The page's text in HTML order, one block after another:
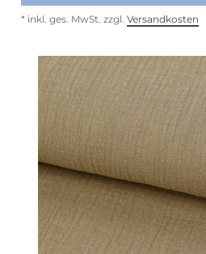
* inkl. ges. MwSt. zzgl. Versandkosten